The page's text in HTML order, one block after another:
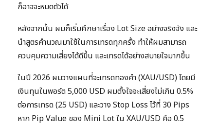
ก็อาจจะหมดตัวได้
หลังจากนั้น ผมก็เริ่มศึกษาเรื่อง Lot Size อย่างจริงจัง และ
นำสูตรคำนวณมาใช้ในการเทรดทุกครั้ง ทำให้ผมสามารถ
ควบคุมความเสี่ยงได้ดีขึ้น และเทรดได้อย่างสบายใจมากขึ้น
ในปี 2026 ผมวางแผนที่จะเทรดทองคำ (XAU/USD) โดยมี
เงินทุนในพอร์ต 5,000 USD ผมตั้งใจจะเสี่ยงไม่เกิน 0.5%
ต่อการเทรด (25 USD) และวาง Stop Loss ไว้ที่ 30 Pips
หาก Pip Value ของ Mini Lot ใน XAU/USD คือ 0.5